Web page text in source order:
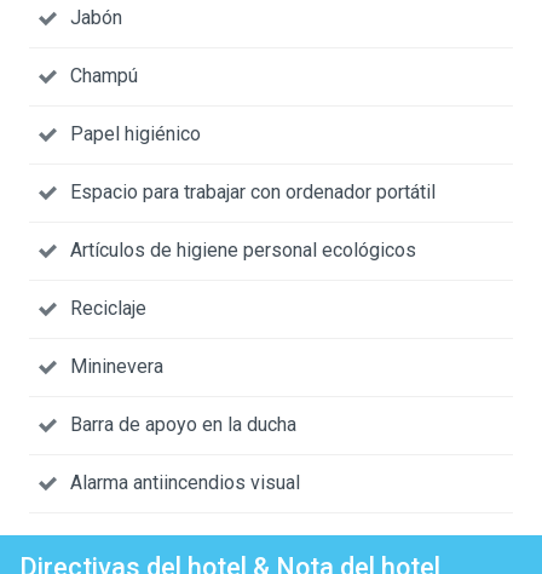
Jabón
Champú
Papel higiénico
Espacio para trabajar con ordenador portátil
Artículos de higiene personal ecológicos
Reciclaje
Mininevera
Barra de apoyo en la ducha
Alarma antiincendios visual
Directivas del hotel & Nota del hotel